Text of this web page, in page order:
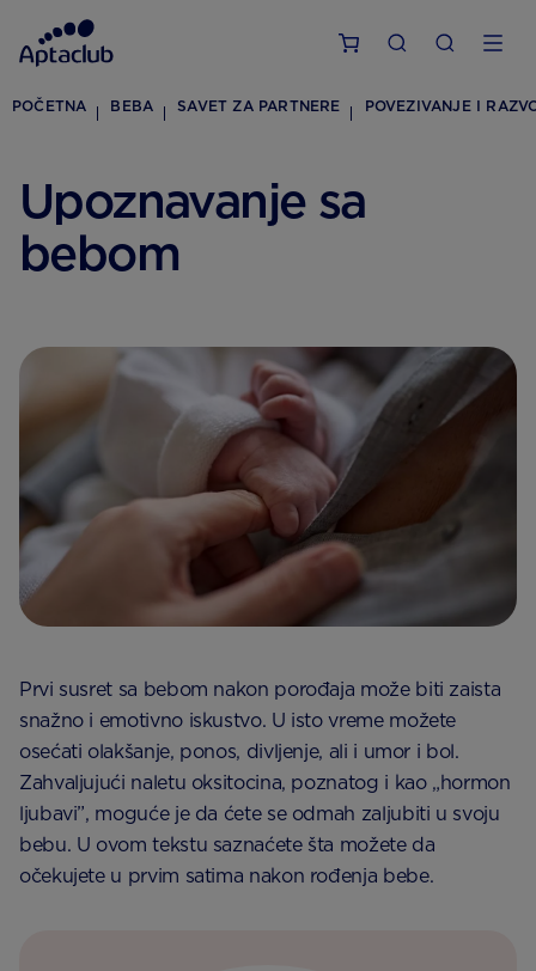
POČETNA BEBA SAVET ZA PARTNERE POVEZIVANJE I
Upoznavanje sa
bebom
Prvi susret sa bebom nakon porođaja može biti zaista
snažno i emotivno iskustvo. U isto vreme možete
osećati olakšanje, ponos, divljenje, ali i umor i bol.
Zahvaljujući naletu oksitocina, poznatog i kao „hormon
ljubavi”, moguće je da ćete se odmah zaljubiti u svoju
bebu. U ovom tekstu saznaćete šta možete da
očekujete u prvim satima nakon rođenja bebe.